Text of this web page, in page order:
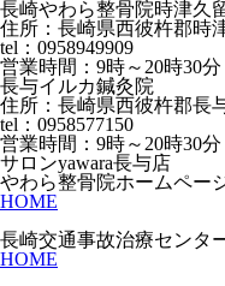
長崎やわら整骨院時津久
住所：長崎県西彼杵郡時
tel：0958949909
営業時間：9時～20時30分
長与イルカ鍼灸院
住所：長崎県西彼杵郡長
tel：0958577150
営業時間：9時～20時30分
サロンyawara長与店
やわら整骨院ホームペー
HOME
長崎交通事故治療センタ
HOME